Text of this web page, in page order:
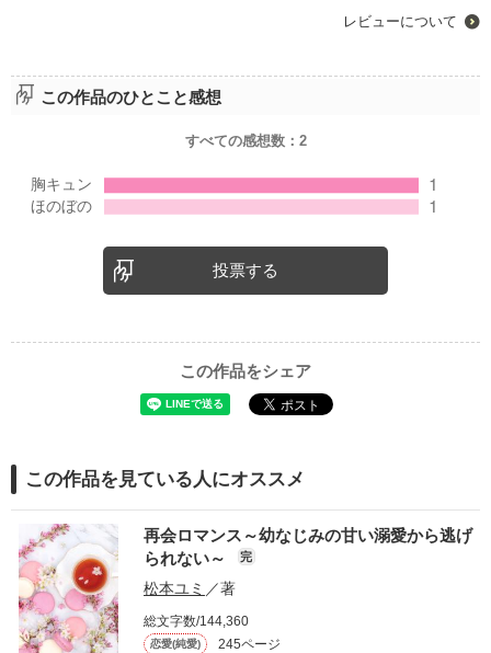
レビューについて
この作品のひとこと感想
すべての感想数： 2
投票する
この作品をシェア
この作品を見ている人にオススメ
再会ロマンス～幼なじみの甘い溺愛から逃げ
られない～
完
松本ユミ ／著
総文字数/144,360
恋愛(純愛) 245ページ